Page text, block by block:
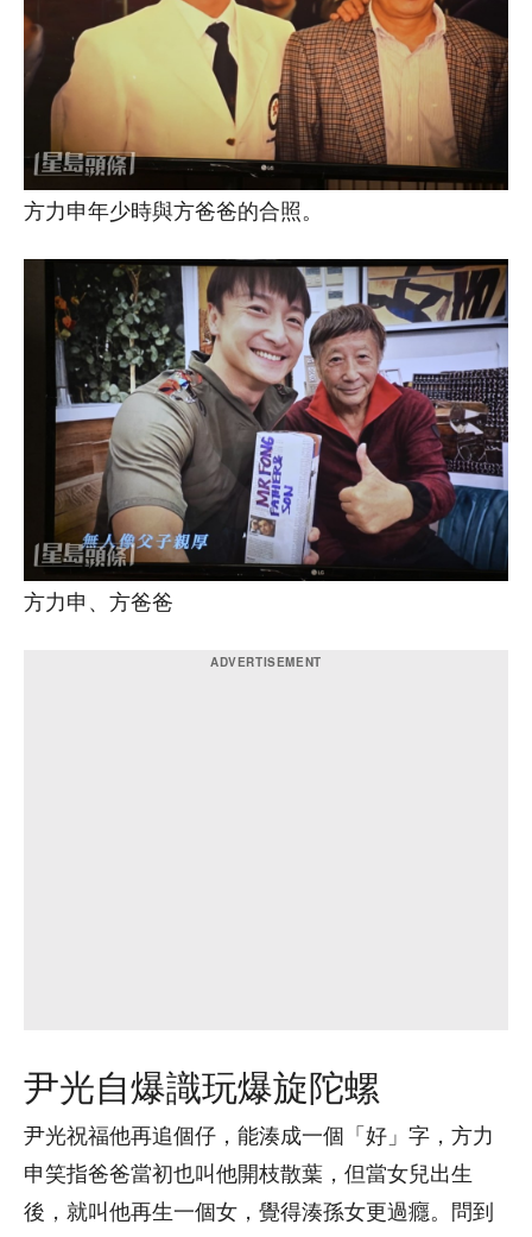
方力申年少時與方爸爸的合照。
方力申、方爸爸
尹光自爆識玩爆旋陀螺
尹光祝福他再追個仔，能湊成一個「好」字，方力
申笑指爸爸當初也叫他開枝散葉，但當女兒出生
後，就叫他再生一個女，覺得湊孫女更過癮。問到